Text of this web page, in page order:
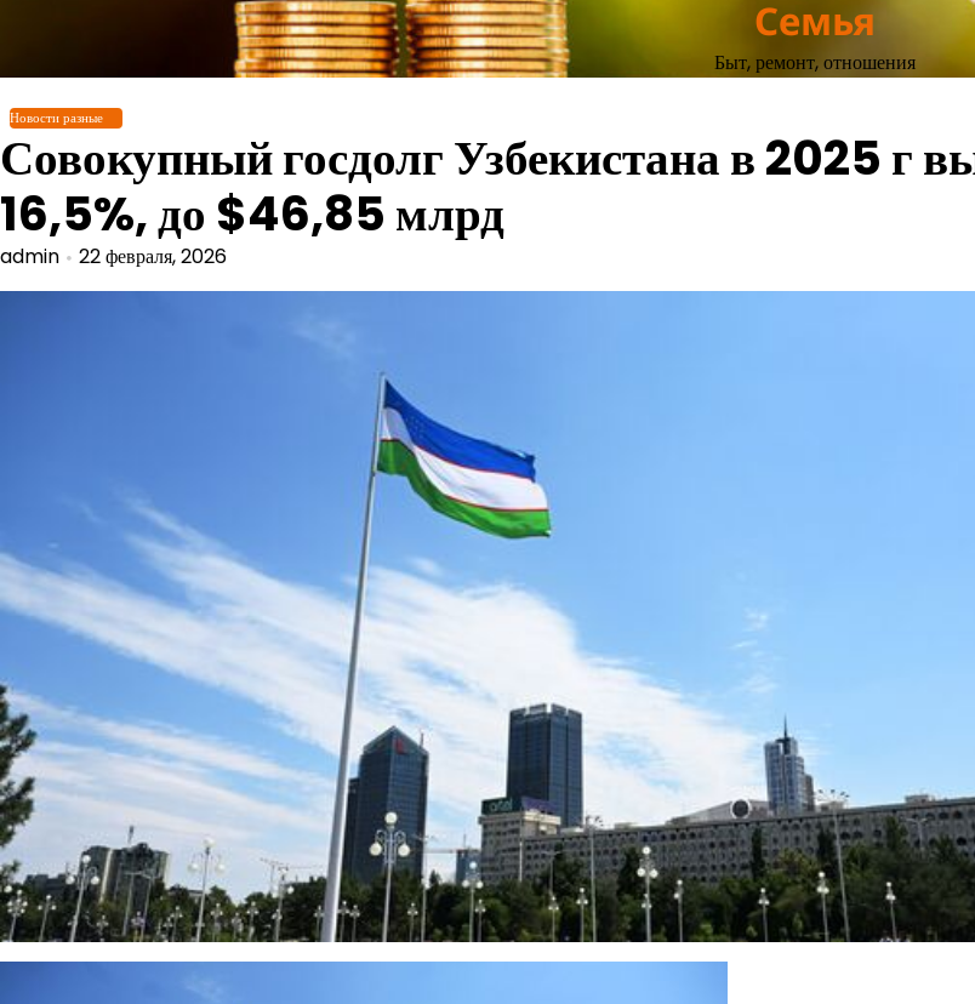
содержимому
Семья
Быт, ремонт, отношения
Новости разные
Совокупный госдолг Узбекистана в 2025 г
16,5%, до $46,85 млрд
admin 22 февраля, 2026